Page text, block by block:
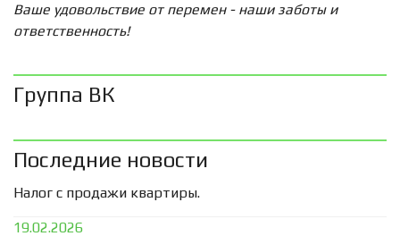
Ваше удовольствие от перемен - наши заботы и
ответственность!
Группа ВК
Последние новости
Налог с продажи квартиры.
19.02.2026